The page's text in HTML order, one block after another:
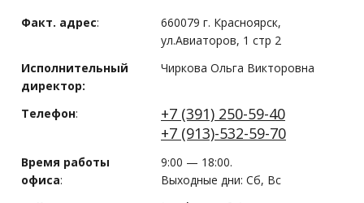
Факт. адрес:
660079 г. Красноярск,
ул.Авиаторов, 1 стр 2
Исполнительный
директор:
Чиркова Ольга Викторовна
Телефон:
+7 (391) 250-59-40
+7 (913)-532-59-70
Время работы
офиса:
9:00 — 18:00.
Выходные дни: Сб, Вс